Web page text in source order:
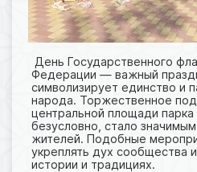
День Государственного
Федерации — важный
символизирует единство и
народа. Торжественное
центральной площади парка
безусловно, стало
жителей. Подобные
укреплять дух сообщества
истории и традициях.